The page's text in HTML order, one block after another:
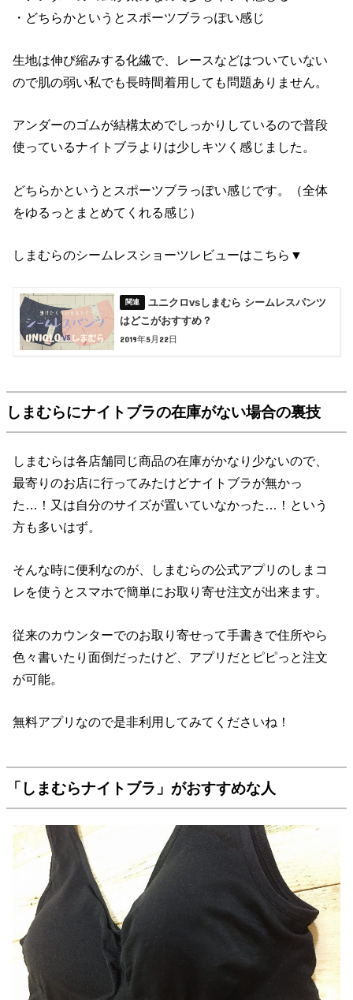
・どちらかというとスポーツブラっぽい感じ
生地は伸び縮みする化繊で、レースなどはついていない
ので肌の弱い私でも長時間着用しても問題ありません。
アンダーのゴムが結構太めでしっかりしているので普段
使っているナイトブラよりは少しキツく感じました。
どちらかというとスポーツブラっぽい感じです。（全体
をゆるっとまとめてくれる感じ）
しまむらのシームレスショーツレビューはこちら▼
ユニクロvsしまむら シームレスパンツ
はどこがおすすめ？
2019年5月22日
しまむらにナイトブラの在庫がない場合の裏技
しまむらは各店舗同じ商品の在庫がかなり少ないので、
最寄りのお店に行ってみたけどナイトブラが無かっ
た…！又は自分のサイズが置いていなかった…！という
方も多いはず。
そんな時に便利なのが、しまむらの公式アプリのしまコ
レを使うとスマホで簡単にお取り寄せ注文が出来ます。
従来のカウンターでのお取り寄せって手書きで住所やら
色々書いたり面倒だったけど、アプリだとピピっと注文
が可能。
無料アプリなので是非利用してみてくださいね！
「しまむらナイトブラ」がおすすめな人